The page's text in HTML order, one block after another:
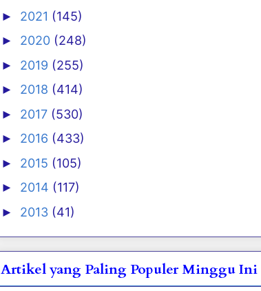
► 2021 (145)
► 2020 (248)
► 2019 (255)
► 2018 (414)
► 2017 (530)
► 2016 (433)
► 2015 (105)
► 2014 (117)
► 2013 (41)
Artikel yang Paling Populer Minggu Ini